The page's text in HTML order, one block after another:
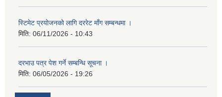
स्टिमेट प्रयोजनको लागि दररेट माँग सम्बन्धमा ।
मिति: 06/11/2026 - 10:43
दरभाउ पत्र पेश गर्ने सम्बन्धि सूचना ।
मिति: 06/05/2026 - 19:26